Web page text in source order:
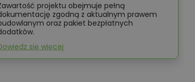
projektu obejmuje pełną
zgodną z aktualnym prawem
oraz pakiet bezpłatnych
się więcej